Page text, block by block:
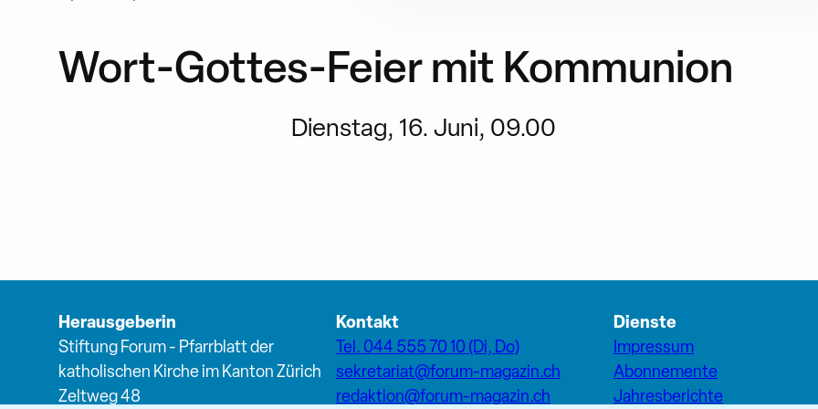
Wort-Gottes-Feier mit Kommunion
Dienstag, 16. Juni, 09.00
Herausgeberin
Stiftung Forum - Pfarrblatt der
katholischen Kirche im Kanton Zürich
Zeltweg 48
Kontakt
Tel. 044 555 70 10 (Di, Do)
sekretariat@forum-magazin.ch
redaktion@forum-magazin.ch
Dienste
Impressum
Abonnemente
Jahresberichte